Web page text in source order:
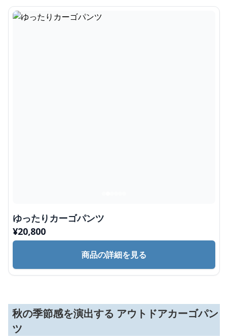
ゆったりカーゴパンツ
¥20,800
商品の詳細を見る
秋の季節感を演出する アウトドアカーゴパン
ツ